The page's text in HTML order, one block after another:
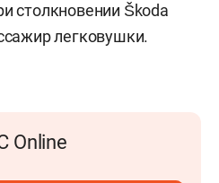
столкновении Škoda
легковушки.
Online